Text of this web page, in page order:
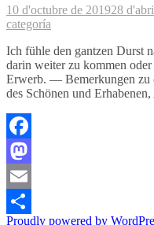
10 d'octubre de 201928
categoría
Ich fühle den gantzen Durst
darin weiter zu kommen
Erwerb. — Bemerkungen zu
des Schönen und
Facebook
Mastodon
Email
Proudly powered by